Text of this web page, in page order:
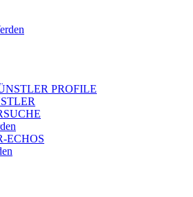
PROFILE
ECHOS